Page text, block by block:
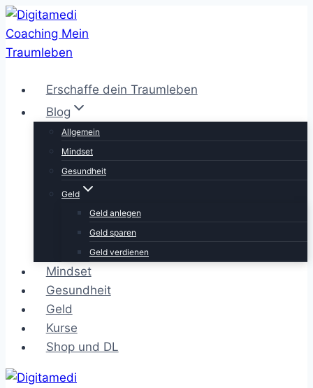
Zum
Inhalt
springen
Erschaffe dein Traumleben
Blog
Allgemein
Mindset
Gesundheit
Geld
Geld anlegen
Geld sparen
Geld verdienen
Mindset
Gesundheit
Geld
Kurse
Shop und DL